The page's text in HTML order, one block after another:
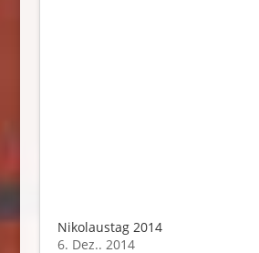
Nikolaustag 2014
6. Dez.. 2014